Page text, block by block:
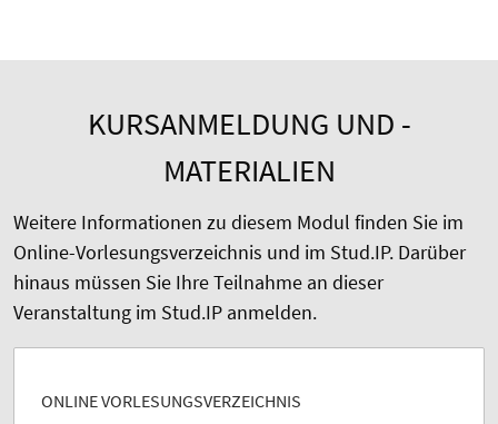
KURSANMELDUNG UND -
MATERIALIEN
Weitere Informationen zu diesem Modul finden Sie im
Online-Vorlesungsverzeichnis und im Stud.IP. Darüber
hinaus müssen Sie Ihre Teilnahme an dieser
Veranstaltung im Stud.IP anmelden.
ONLINE VORLESUNGSVERZEICHNIS